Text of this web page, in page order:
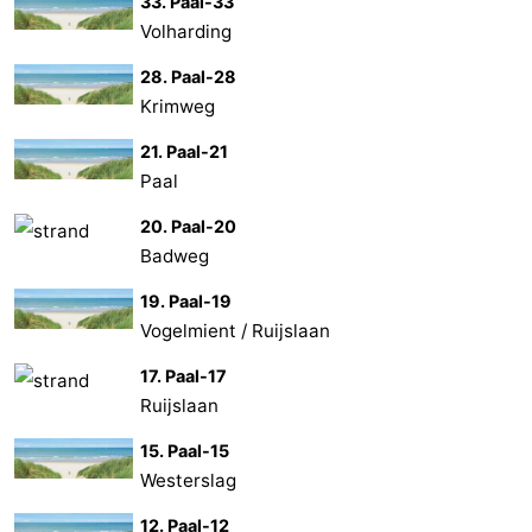
des
Wadden
Adresses
Médicales
Région
la
Frise
Schiermonnikoog
-
Ameland
-
Vlieland
Hollande-
Septentrionale
-
Volharding
28. Paal-28
Krimweg
21. Paal-21
Paal
20. Paal-20
Badweg
19. Paal-19
Vogelmient / Ruijslaan
17. Paal-17
Ruijslaan
15. Paal-15
Westerslag
12. Paal-12